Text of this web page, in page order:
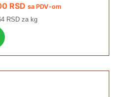
RSD sa PDV-om
RSD za kg